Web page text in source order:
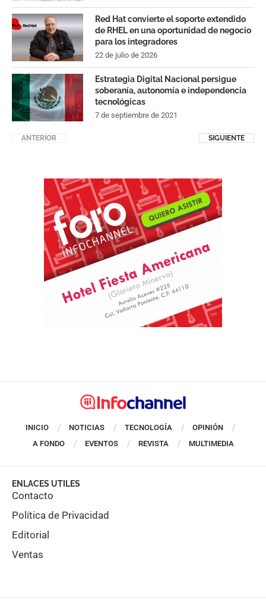
Red Hat convierte el soporte extendido
de RHEL en una oportunidad de negocio
para los integradores
22 de julio de 2026
Estrategia Digital Nacional persigue
soberanía, autonomía e independencia
tecnológicas
7 de septiembre de 2021
ANTERIOR SIGUIENTE
INICIO NOTICIAS TECNOLOGÍA
OPINIÓN
A FONDO
EVENTOS REVISTA MULTIMEDIA
ENLACES UTILES
Contacto
Política de Privacidad
Editorial
Ventas